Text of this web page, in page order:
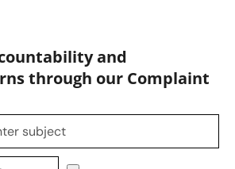
and
through our Complaint